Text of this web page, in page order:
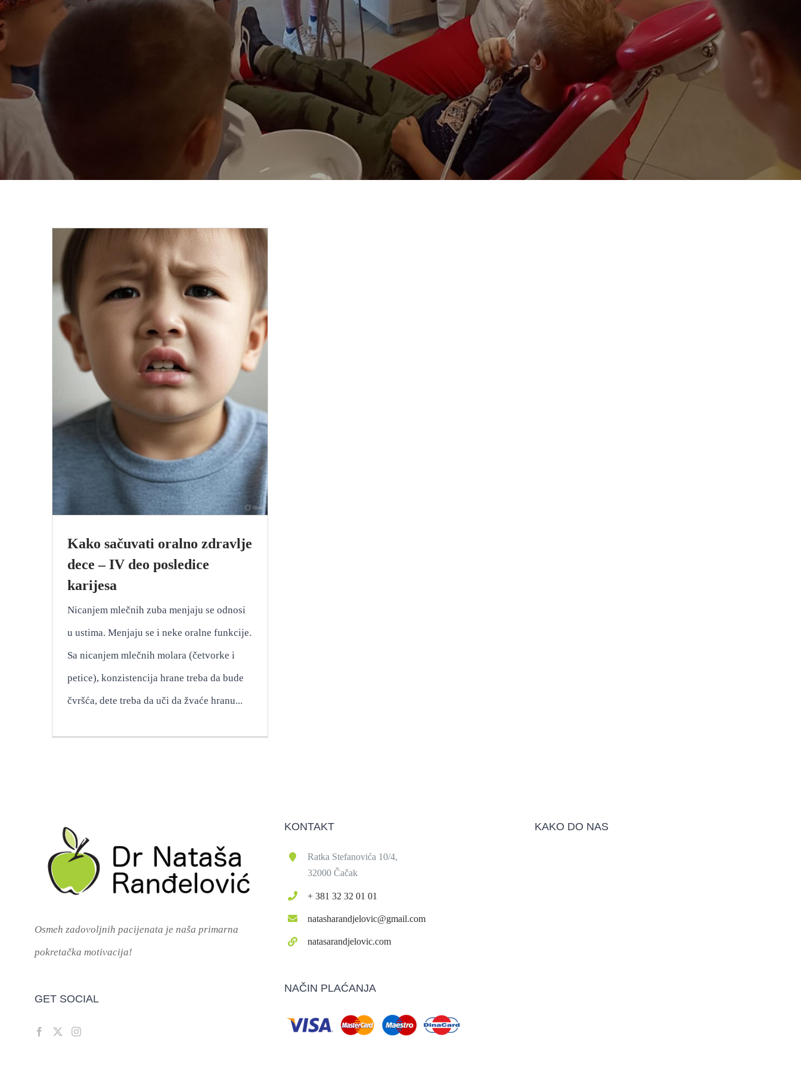
Kako sačuvati oralno zdravlje
dece – IV deo posledice
karijesa
Nicanjem mlečnih zuba menjaju se odnosi
u ustima. Menjaju se i neke oralne funkcije.
Sa nicanjem mlečnih molara (četvorke i
petice), konzistencija hrane treba da bude
čvršća, dete treba da uči da žvaće hranu...
Osmeh zadovoljnih pacijenata je naša primarna
pokretačka motivacija!
GET SOCIAL
KONTAKT
Ratka Stefanovića 10/4,
32000 Čačak
+ 381 32 32 01 01
natasharandjelovic@gmail.com
natasarandjelovic.com
NAČIN PLAĆANJA
KAKO DO NAS